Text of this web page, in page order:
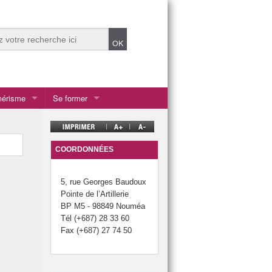
Se former
COORDONNÉES
5, rue Georges Baudoux
Pointe de l’Artillerie
BP M5 - 98849 Nouméa
Tél (+687) 28 33 60
Fax (+687) 27 74 50